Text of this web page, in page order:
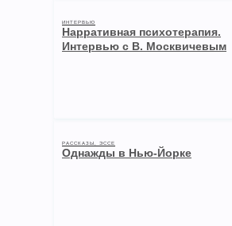
ИНТЕРВЬЮ
Нарративная психотерапия.
Интервью с В. Москвичевым
РАССКАЗЫ, ЭССЕ
Однажды в Нью-Йорке